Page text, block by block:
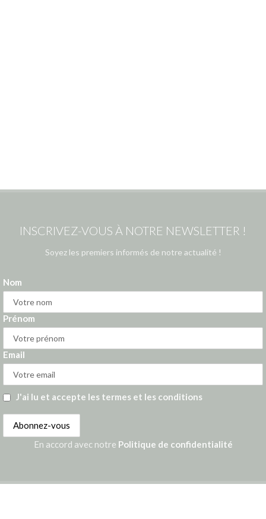
INSCRIVEZ-VOUS À NOTRE NEWSLETTER !
Soyez les premiers informés de notre actualité !
Nom
Prénom
Email
J'ai lu et accepte les termes et les conditions
En accord avec notre Politique de confidentialité